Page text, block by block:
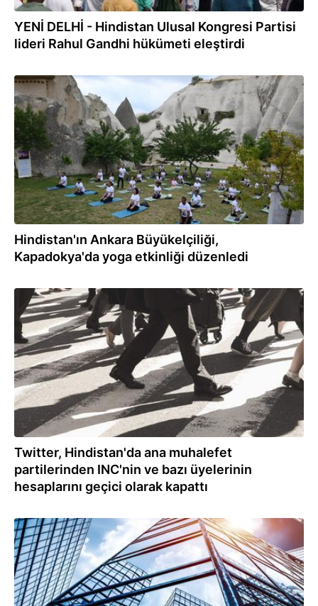
YENİ DELHİ - Hindistan Ulusal Kongresi Partisi
lideri Rahul Gandhi hükümeti eleştirdi
25.06.2022
Hindistan'ın Ankara Büyükelçiliği,
Kapadokya'da yoga etkinliği düzenledi
12.08.2021
Twitter, Hindistan'da ana muhalefet
partilerinden INC'nin ve bazı üyelerinin
hesaplarını geçici olarak kapattı
08.06.2021